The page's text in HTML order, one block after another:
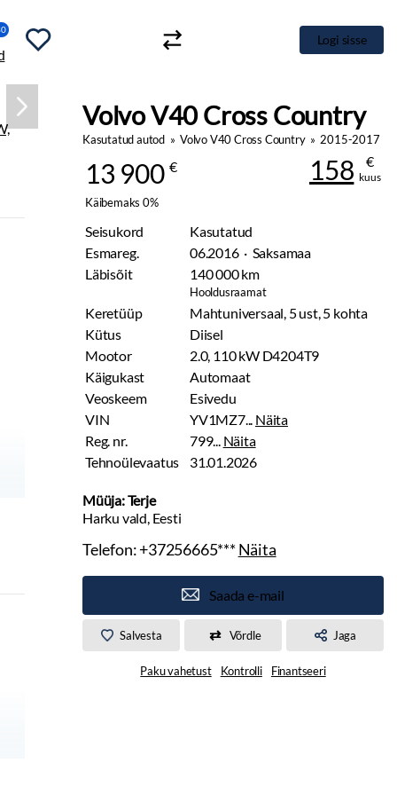
Logi sisse
Volvo
Kasutatud autod »Volvo V40 Cross Country» 2015-2017
13 900 € 158 €
kuus
Käibemaks 0%
Seisukord
Kasutatud
Esmareg.
06.2016 · Saksamaa
Läbisõit
140 000 km
Hooldusraamat
Keretüüp
Mahtuniversaal, 5 ust, 5 kohta
Kütus
Diisel
Mootor
2.0, 110 kW D4204T9
Käigukast
Automaat
Veoskeem
Esivedu
VIN
YV1MZ7... Näita
Reg. nr.
799... Näita
Tehnoülevaatus
31.01.2026
Müüja: Terje
Harku vald, Eesti
Telefon:+37256665***Näita
Saada e-mail
Salvesta Võrdle Jaga
Paku vahetust Kontrolli Finantseeri